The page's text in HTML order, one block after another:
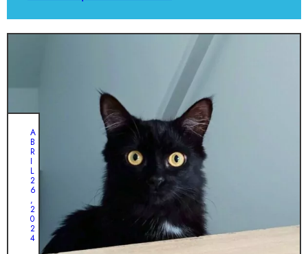
A
B
R
I
L
2
6
,
2
0
2
4